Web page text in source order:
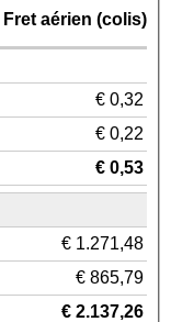
Fret aérien (colis)
€ 0,32
€ 0,22
€ 0,53
€ 1.271,48
€ 865,79
€ 2.137,26